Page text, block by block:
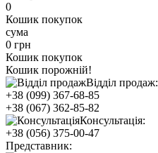
0
Кошик покупок
сума
0 грн
Кошик покупок
Кошик порожній!
Відділ продаж:
+38 (099) 367-68-85
+38 (067) 362-85-82
Консультація:
+38 (056) 375-00-47
Представник: